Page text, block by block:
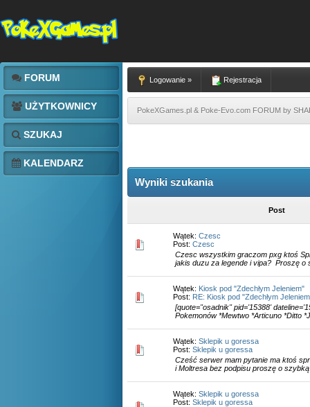
FORUM
UŻYTKOWNICY
SZUKAJ
KALENDARZ
Logowanie » Rejestracja
PokeXGames.pl & Poke-Evo.com FORUM by
Wyniki szukania
Post
Wątek: Czesc
Post: Czesc
Czesc wszystkim graczom pxg ktoś
jakis duzu za legende i vipa? Proszę o
Wątek: Kiosk pod "Zdechłym Jeleniem"
Post: RE: Kiosk pod "Zdechłym
[quote="osadnik" pid='15388'
Pokemonów *Mewtwo *Articuno *Ditto
Wątek: Sklepik u goressa
Post: Sklepik u goressa
Cześć serwer mam pytanie ma ktoś
i Moltresa bez podpisu proszę o
Wątek: Sklepik u goressa
Post: Sklepik u goressa